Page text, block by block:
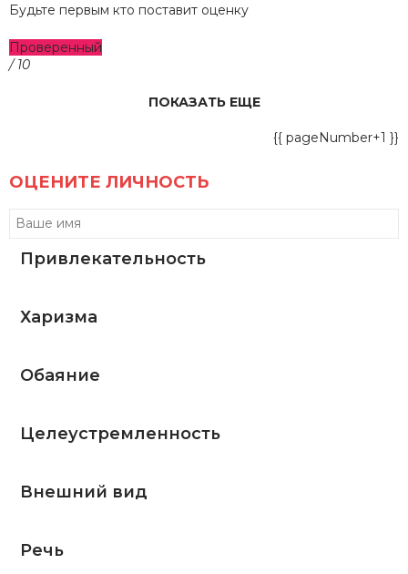
Будьте первым кто поставит оценку
Проверенный
/ 10
ПОКАЗАТЬ ЕЩЕ
{{ pageNumber+1 }}
ОЦЕНИТЕ ЛИЧНОСТЬ
Привлекательность
Харизма
Обаяние
Целеустремленность
Внешний вид
Речь